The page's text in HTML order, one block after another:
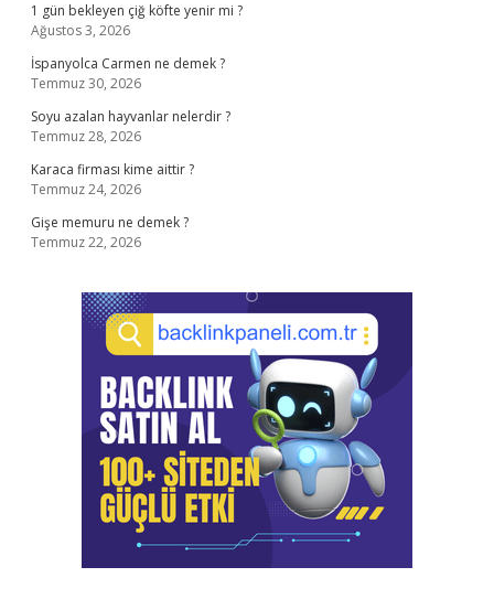
1 gün bekleyen çiğ köfte yenir mi ?
Ağustos 3, 2026
İspanyolca Carmen ne demek ?
Temmuz 30, 2026
Soyu azalan hayvanlar nelerdir ?
Temmuz 28, 2026
Karaca firması kime aittir ?
Temmuz 24, 2026
Gişe memuru ne demek ?
Temmuz 22, 2026